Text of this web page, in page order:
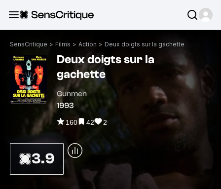
SensCritique > Films > Action > Deux doigts sur la gachette
Deux doigts sur la
gachette
Gunmen
1993
160 42 2
3.9